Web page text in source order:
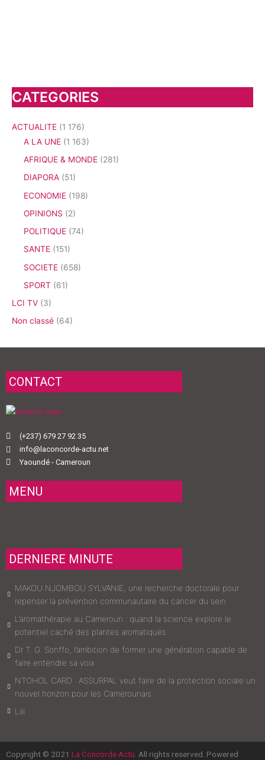
CATEGORIES
ACTUALITE (1 176)
A LA UNE (1 163)
AFRIQUE & MONDE (281)
DIAPORA (51)
ECONOMIE (198)
OPINIONS (2)
POLITIQUE (74)
SANTE (151)
SOCIETE (658)
SPORT (61)
LCI TV (3)
Non classé (64)
CONTACT
(+237) 679 27 92 35
info@laconcorde-actu.net
Yaoundé - Cameroun
MENU
DERNIERE MINUTE
MAKOU NJOMBOU SYLVANIE, une recherche doctorale pour
repenser la prévention communautaire du cancer du sein
L’aromathérapie au Cameroun : quand la science explore le
potentiel caché des plantes aromatiques
Dr T. G. Sonffo, l’ambition de former une génération capable de
faire entendre sa voix
NTOHOL CARD : ASSURPAL veut faire de la protection sociale un
nouvel horizon pour les Camerounais
Lili
Copyright © 2021 La Concorde Actu. All rights reserved. Powered